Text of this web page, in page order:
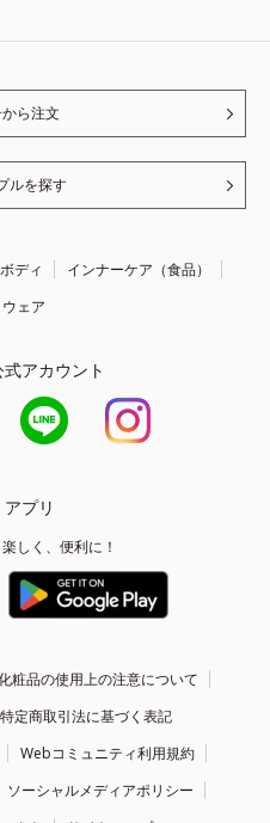
ら注文
ルを探す
ディ
インナーケア（食品）
ェア
アカウント
プリ
しく、便利に！
粧品の使用上の注意について
特定商取引法に基づく表記
Webコミュニティ利用規約
ソーシャルメディアポリシー